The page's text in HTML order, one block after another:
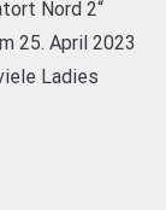
Nord 2“
25. April 2023
Ladies